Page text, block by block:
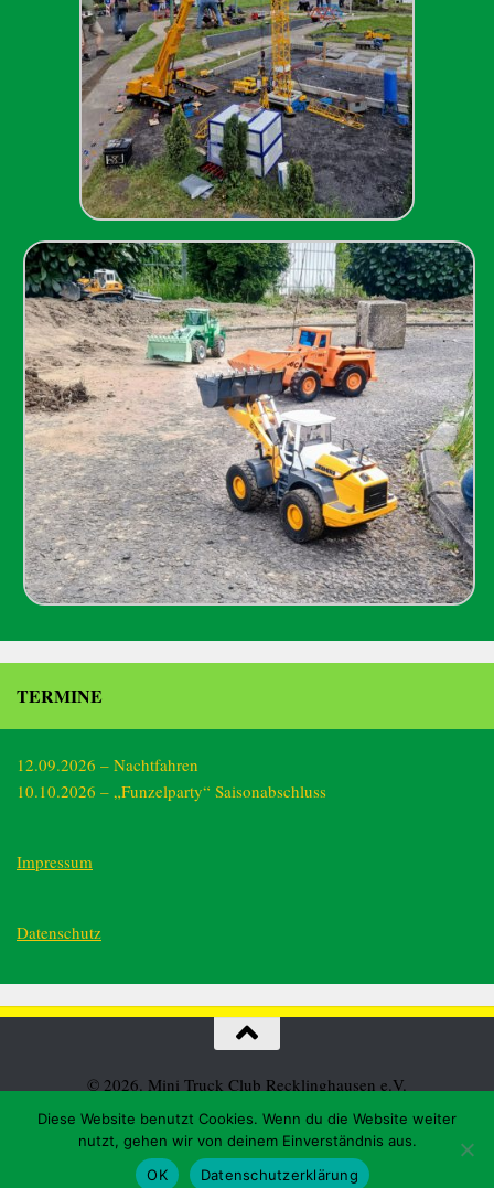
TERMINE
12.09.2026 – Nachtfahren
10.10.2026 – „Funzelparty“ Saisonabschluss
Impressum
Datenschutz
© 2026. Mini Truck Club Recklinghausen e.V.
Diese Website benutzt Cookies. Wenn du die Website weiter
nutzt, gehen wir von deinem Einverständnis aus.
OK
Datenschutzerklärung